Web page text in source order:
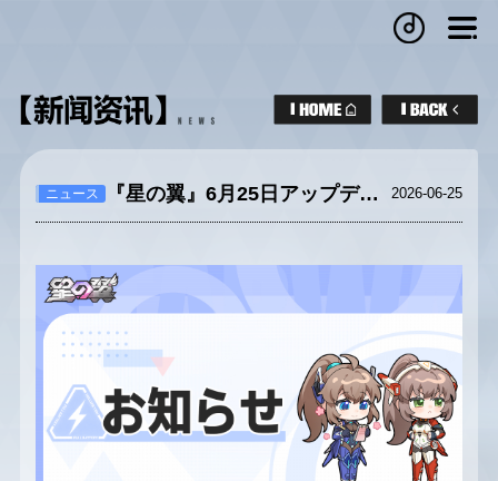
ニュース 『星の翼』6月25日アップデートのお知らせ 2026-06-25